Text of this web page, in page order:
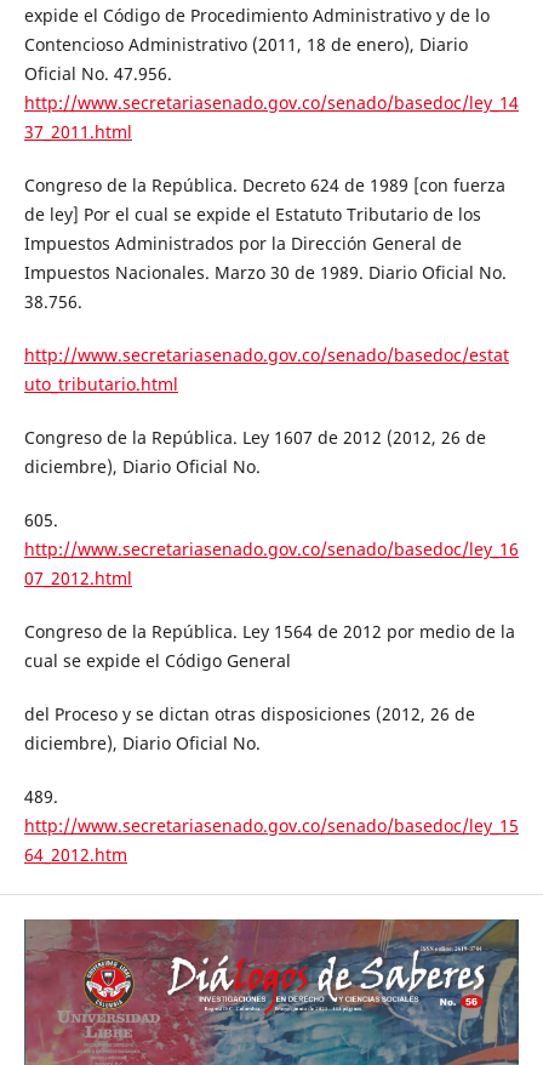
expide el Código de Procedimiento Administrativo y de lo
Contencioso Administrativo (2011, 18 de enero), Diario
Oficial No. 47.956.
http://www.secretariasenado.gov.co/senado/basedoc/ley_14
37_2011.html
Congreso de la República. Decreto 624 de 1989 [con fuerza
de ley] Por el cual se expide el Estatuto Tributario de los
Impuestos Administrados por la Dirección General de
Impuestos Nacionales. Marzo 30 de 1989. Diario Oficial No.
38.756.
http://www.secretariasenado.gov.co/senado/basedoc/estat
uto_tributario.html
Congreso de la República. Ley 1607 de 2012 (2012, 26 de
diciembre), Diario Oficial No.
605.
http://www.secretariasenado.gov.co/senado/basedoc/ley_16
07_2012.html
Congreso de la República. Ley 1564 de 2012 por medio de la
cual se expide el Código General
del Proceso y se dictan otras disposiciones (2012, 26 de
diciembre), Diario Oficial No.
489.
http://www.secretariasenado.gov.co/senado/basedoc/ley_15
64_2012.htm